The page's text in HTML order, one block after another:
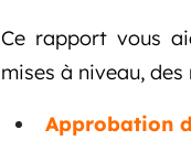
Ce rapport vous
mises à niveau,
Approbation